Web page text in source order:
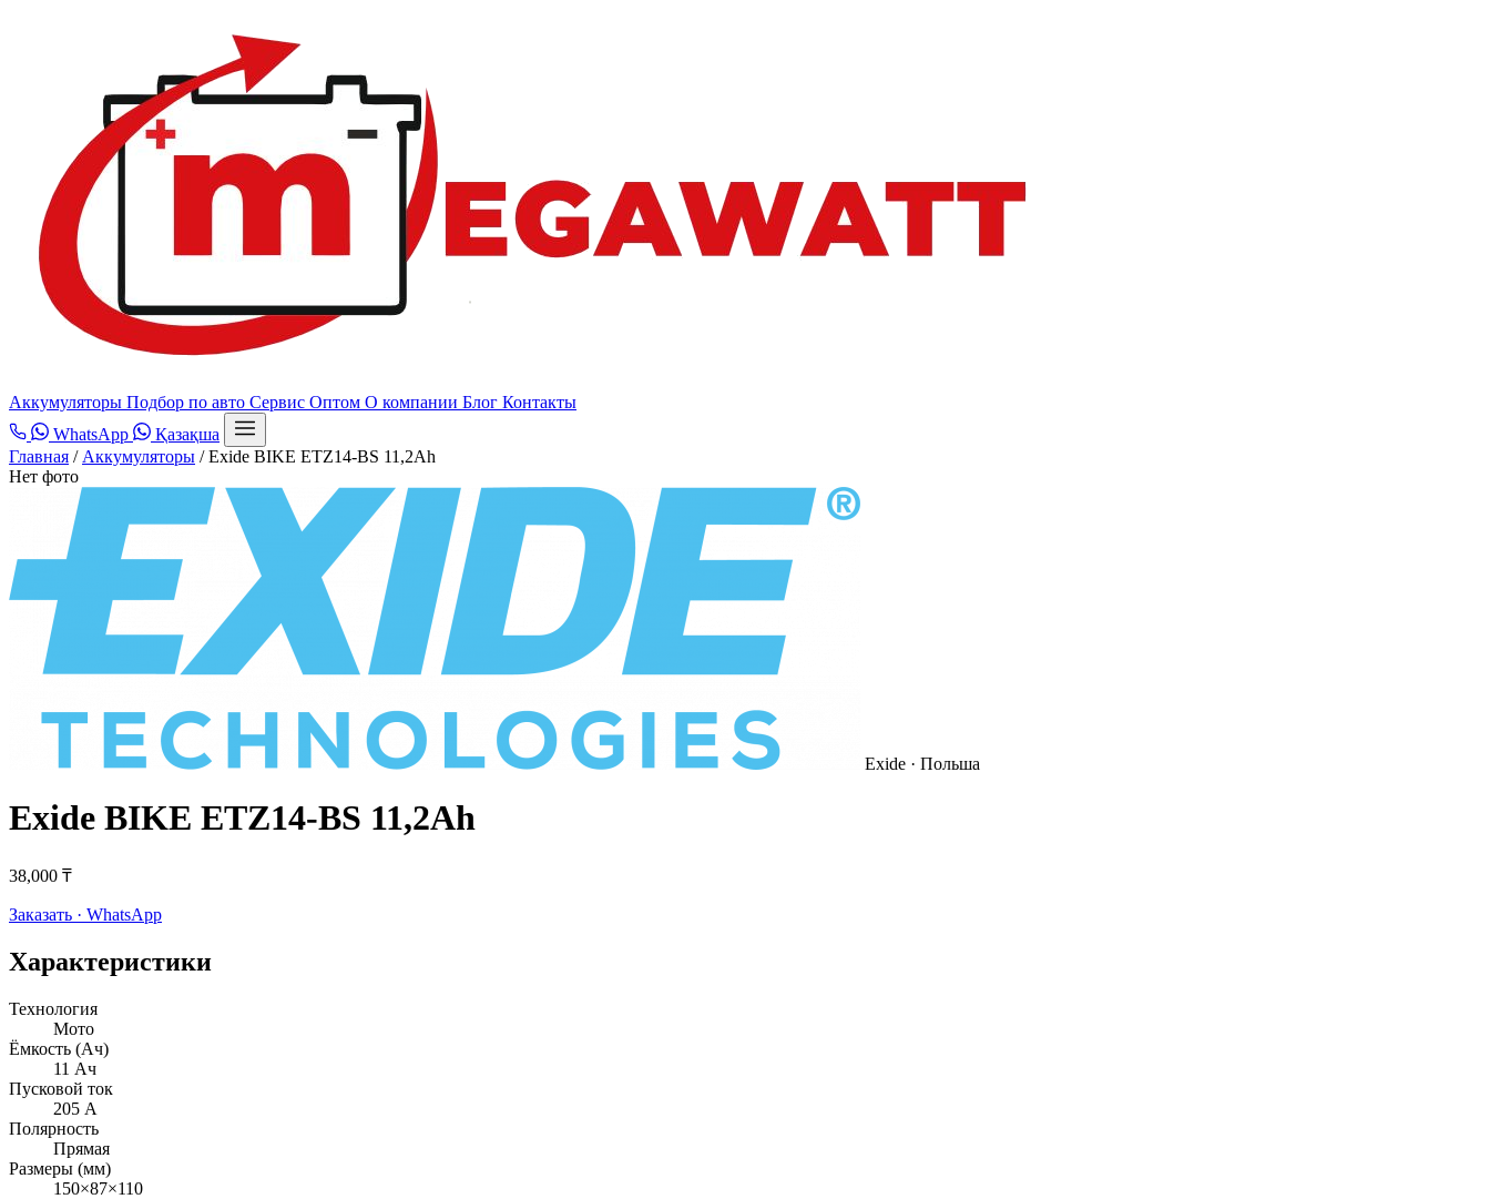
Аккумуляторы Подбор по авто Сервис Оптом О компании Блог Контакты
WhatsApp
Қазақша
Главная / Аккумуляторы / Exide BIKE ETZ14-BS 11,2Ah
Нет фото
Exide · Польша
Exide BIKE ETZ14-BS 11,2Ah
38,000 ₸
Заказать · WhatsApp
Характеристики
Технология
Мото
Ёмкость (Ач)
11 Ач
Пусковой ток
205 А
Полярность
Прямая
Размеры (мм)
150×87×110